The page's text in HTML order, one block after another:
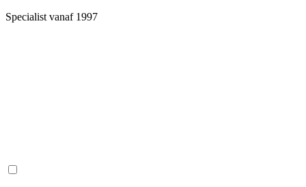
Specialist vanaf 1997